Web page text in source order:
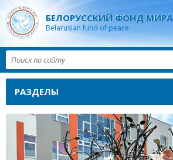
БЕЛОРУССКИЙ ФОНД МИРА
Belarusian fund of peace
РАЗДЕЛЫ